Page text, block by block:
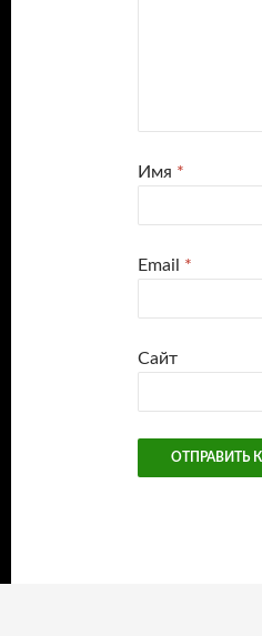
Имя *
Email *
Сайт